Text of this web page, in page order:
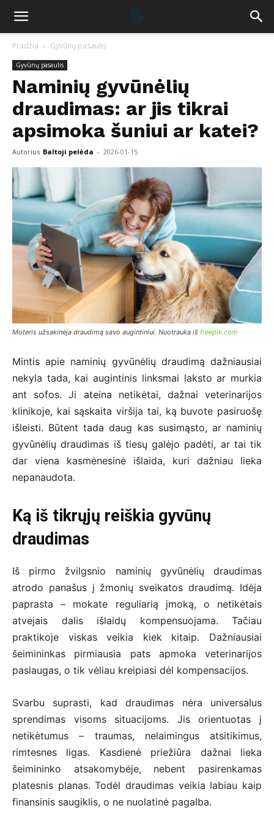
Pradžia Gyvūnų pasaulis
Gyvūnų pasaulis
Naminių gyvūnėlių
draudimas: ar jis tikrai
apsimoka šuniui ar katei?
Autorius Baltoji pelėda - 2026-01-15
Moteris užsakinėja draudimą savo augintiniui. Nuotrauka iš freepik.com
Mintis apie naminių gyvūnėlių draudimą dažniausiai
nekyla tada, kai augintinis linksmai laksto ar murkia
ant sofos. Ji ateina netikėtai, dažnai veterinarijos
klinikoje, kai sąskaita viršija tai, ką buvote pasiruošę
išleisti. Būtent tada daug kas susimąsto, ar naminių
gyvūnėlių draudimas iš tiesų galėjo padėti, ar tai tik
dar viena kasmėnesinė išlaida, kuri dažniau lieka
nepanaudota.
Ką iš tikrųjų reiškia gyvūnų
draudimas
Iš pirmo žvilgsnio naminių gyvūnėlių draudimas
atrodo panašus į žmonių sveikatos draudimą. Idėja
paprasta – mokate reguliarią įmoką, o netikėtais
atvejais dalis išlaidų kompensuojama. Tačiau
praktikoje viskas veikia kiek kitaip. Dažniausiai
šeimininkas pirmiausia pats apmoka veterinarijos
paslaugas, o tik vėliau kreipiasi dėl kompensacijos.
Svarbu suprasti, kad draudimas nėra universalus
sprendimas visoms situacijoms. Jis orientuotas į
netikėtumus – traumas, nelaimingus atsitikimus,
rimtesnes ligas. Kasdienė priežiūra dažnai lieka
šeimininko atsakomybėje, nebent pasirenkamas
platesnis planas. Todėl draudimas veikia labiau kaip
finansinis saugiklis, o ne nuolatinė pagalba.